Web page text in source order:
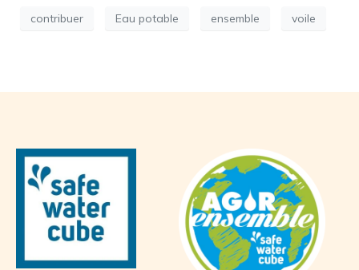
contribuer Eau potable ensemble voile